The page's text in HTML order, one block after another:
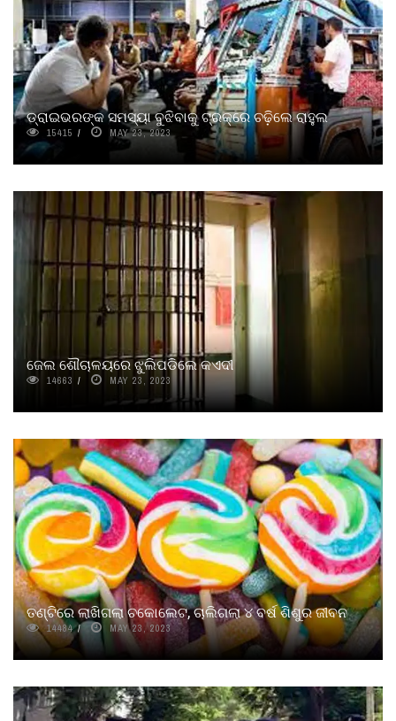
ଡ୍ରାଇଭରଙ୍କ ସମସ୍ୟା ବୁଝିବାକୁ ଟ୍ରକ୍‌ରେ ଚଢ଼ିଲେ ରାହୁଲ
15415 MAY 23, 2023
ଜେଲ ଶୌଚାଳୟରେ ଝୁଲିପଡିଲେ କଏଦୀ
14663 MAY 23, 2023
ତଣ୍ଟିରେ ଲାଖିଗଲା ଚକୋଲେଟ, ଚାଲିଗଲା ୪ ବର୍ଷ ଶିଶୁର ଜୀବନ
14484 MAY 23, 2023